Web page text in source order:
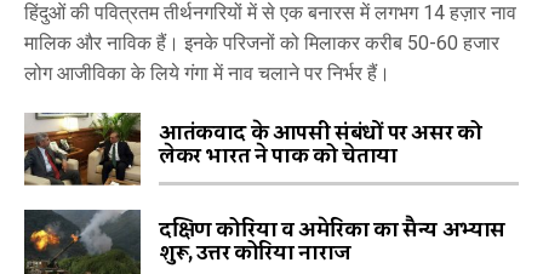
हिंदुओं की पवित्रतम तीर्थनगरियों में से एक बनारस में लगभग 14 हज़ार नाव
मालिक और नाविक हैं। इनके परिजनों को मिलाकर करीब 50-60 हजार
लोग आजीविका के लिये गंगा में नाव चलाने पर निर्भर हैं।
आतंकवाद के आपसी संबंधों पर असर को
लेकर भारत ने पाक को चेताया
दक्षिण कोरिया व अमेरिका का सैन्य अभ्यास
शुरू, उत्तर कोरिया नाराज